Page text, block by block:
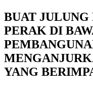
BUAT
PERAK DI
YANG